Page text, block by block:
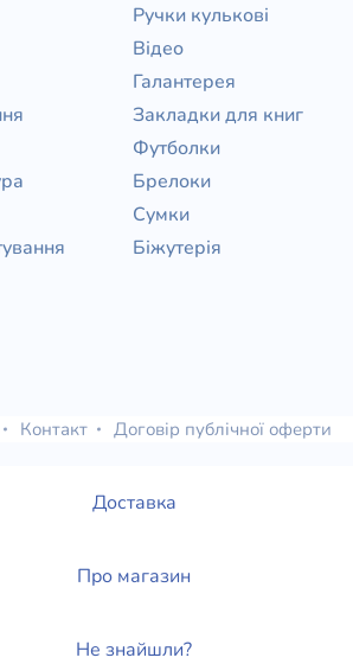
Ручки кулькові
Відео
Галантерея
Закладки для книг
Футболки
Брелоки
Сумки
Біжутерія
Контакт Договір публічної оферти
Доставка
Про магазин
Не знайшли?